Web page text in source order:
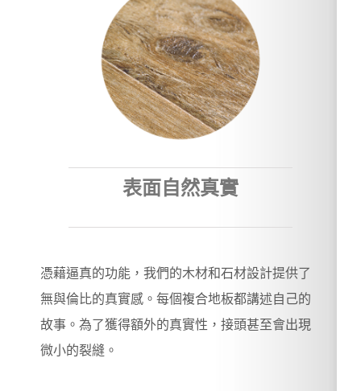
表面自然真實
憑藉逼真的功能，我們的木材和石材設計提供了
無與倫比的真實感。每個複合地板都講述自己的
故事。為了獲得額外的真實性，接頭甚至會出現
微小的裂縫。